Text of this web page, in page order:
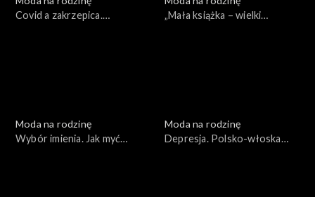
Covid a zakrzepica.
„Mała książka – wielki
Moda na rodzinę
Wybór imienia. Jak myć
Moda na rodzinę
Depresja. Polsko-włoska